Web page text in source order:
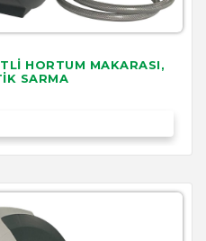
HORTUM MAKARASI,
SARMA